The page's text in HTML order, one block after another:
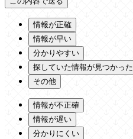
情報が正確
情報が早い
分かりやすい
探していた情報が見つかった
その他
情報が不正確
情報が遅い
分かりにくい